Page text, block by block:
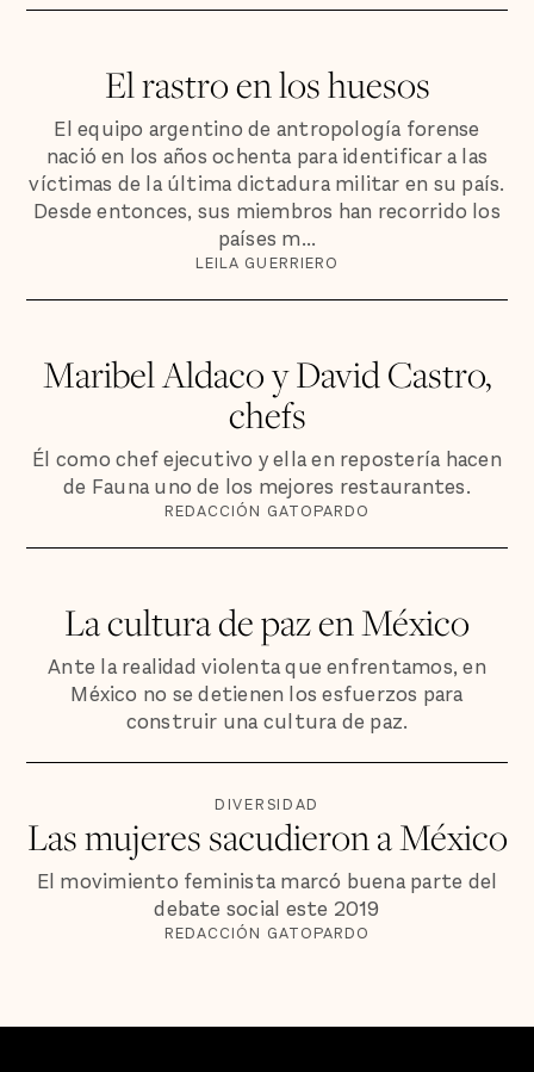
El rastro en los huesos
El equipo argentino de antropología forense
nació en los años ochenta para identificar a las
víctimas de la última dictadura militar en su país.
Desde entonces, sus miembros han recorrido los
países m...
LEILA GUERRIERO
Maribel Aldaco y David Castro,
chefs
Él como chef ejecutivo y ella en repostería hacen
de Fauna uno de los mejores restaurantes.
REDACCIÓN GATOPARDO
La cultura de paz en México
Ante la realidad violenta que enfrentamos, en
México no se detienen los esfuerzos para
construir una cultura de paz.
DIVERSIDAD
Las mujeres sacudieron a México
El movimiento feminista marcó buena parte del
debate social este 2019
REDACCIÓN GATOPARDO